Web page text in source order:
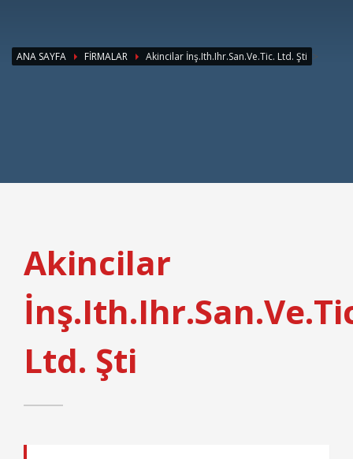
ANA SAYFA FİRMALAR Akincilar İnş.Ith.Ihr.San.Ve.Tic. Ltd. Şti >
Akincilar
Ltd. Şti